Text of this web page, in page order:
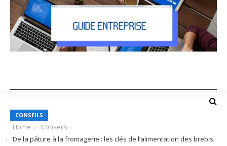
CONSEILS
Home
Conseils
De la pâture à la fromagerie : les clés de l’alimentation des brebis